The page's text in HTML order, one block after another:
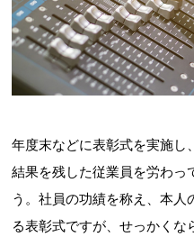
年度末などに表彰式を実施し
結果を残した従業員を労わっ
う。社員の功績を称え、本
る表彰式ですが、せっかくな